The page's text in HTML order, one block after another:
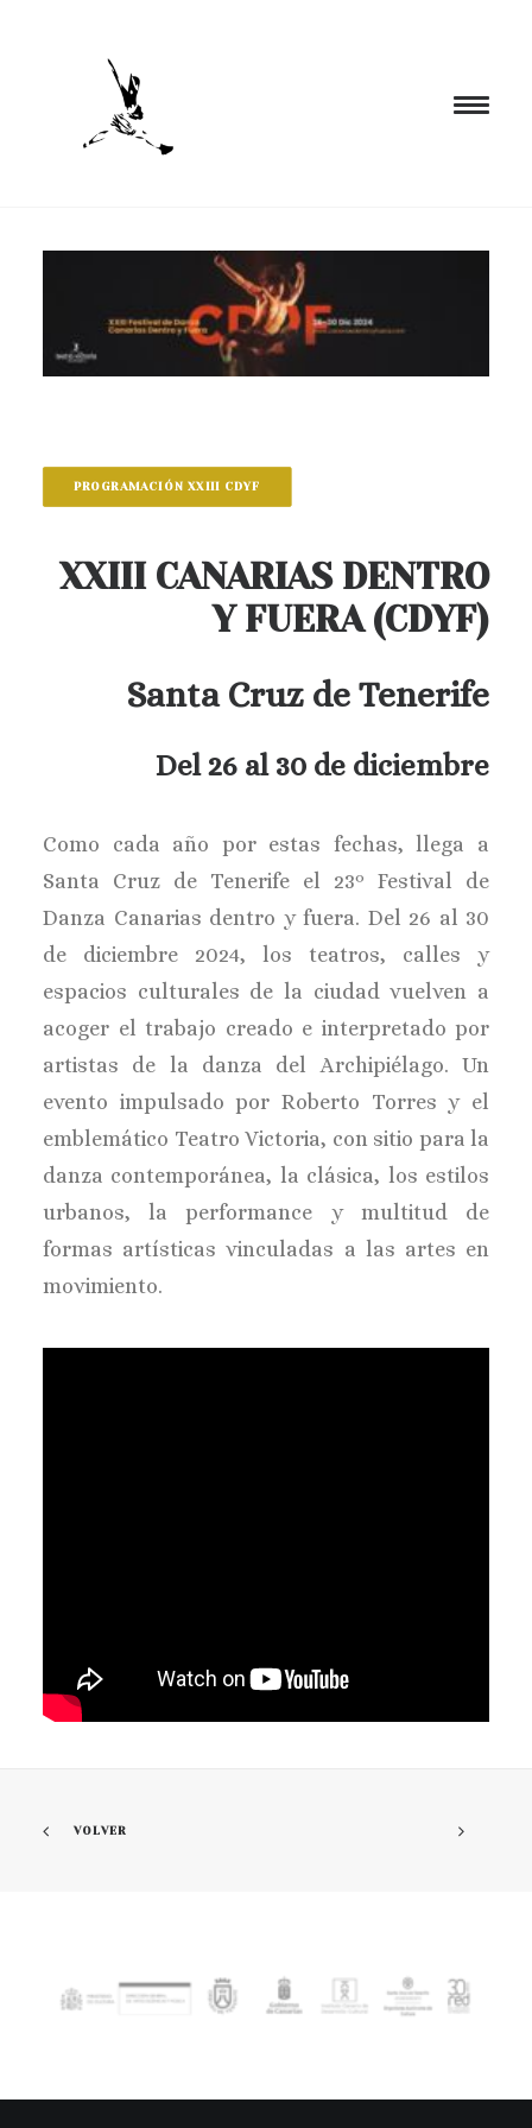
FORMACIÓN
EL ESPACIO
BUSCAR
PROGRAMACIÓN XXIII CDYF
XXIII CANARIAS DENTRO
Y FUERA (CDYF)
Santa Cruz de Tenerife
Del 26 al 30 de diciembre
Como cada año por estas fechas, llega a
Santa Cruz de Tenerife el 23º Festival de
Danza Canarias dentro y fuera. Del 26 al 30
de diciembre 2024, los teatros, calles y
espacios culturales de la ciudad vuelven a
acoger el trabajo creado e interpretado por
artistas de la danza del Archipiélago. Un
evento impulsado por Roberto Torres y el
emblemático Teatro Victoria, con sitio para la
danza contemporánea, la clásica, los estilos
urbanos, la performance y multitud de
formas artísticas vinculadas a las artes en
movimiento.
VOLVER